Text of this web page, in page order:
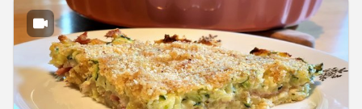
ljubitelje tradicije kot tiste, ki iščejo vrhunske
slaščičarske okuse.